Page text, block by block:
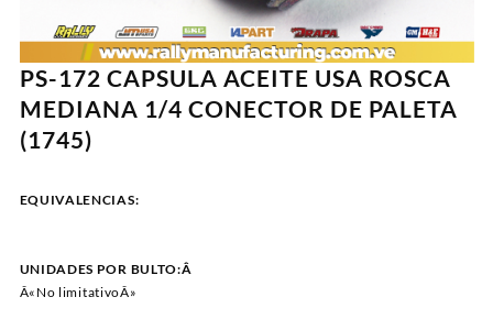
PS-172 CAPSULA ACEITE USA ROSCA
MEDIANA 1/4 CONECTOR DE PALETA
(1745)
EQUIVALENCIAS:
UNIDADES POR BULTO:Â
Â«No limitativoÂ»